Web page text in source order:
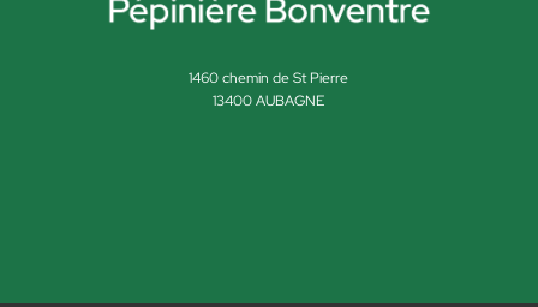
1460 chemin de St Pierre
13400 AUBAGNE